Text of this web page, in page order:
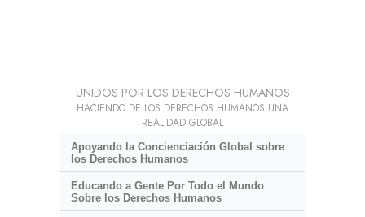
UNIDOS POR LOS DERECHOS HUMANOS
HACIENDO DE LOS DERECHOS HUMANOS UNA
REALIDAD GLOBAL
Apoyando la Concienciación Global sobre
los Derechos Humanos
Educando a Gente Por Todo el Mundo
Sobre los Derechos Humanos